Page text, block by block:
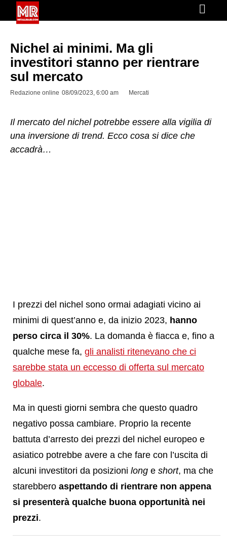
Nichel ai minimi. Ma gli
investitori stanno per rientrare
sul mercato
Redazione online 08/09/2023, 6:00 am Mercati
Il mercato del nichel potrebbe essere alla vigilia di
una inversione di trend. Ecco cosa si dice che
accadrà…
I prezzi del nichel sono ormai adagiati vicino ai
minimi di quest’anno e, da inizio 2023, hanno
perso circa il 30%. La domanda è fiacca e, fino a
qualche mese fa, gli analisti ritenevano che ci
sarebbe stata un eccesso di offerta sul mercato
globale.
Ma in questi giorni sembra che questo quadro
negativo possa cambiare. Proprio la recente
battuta d’arresto dei prezzi del nichel europeo e
asiatico potrebbe avere a che fare con l’uscita di
alcuni investitori da posizioni long e short, ma che
starebbero aspettando di rientrare non appena
si presenterà qualche buona opportunità nei
prezzi.